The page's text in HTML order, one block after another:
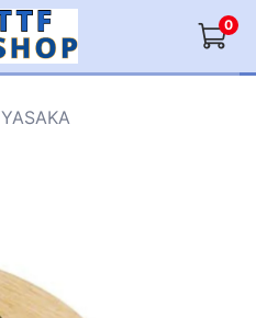
0
YASAKA